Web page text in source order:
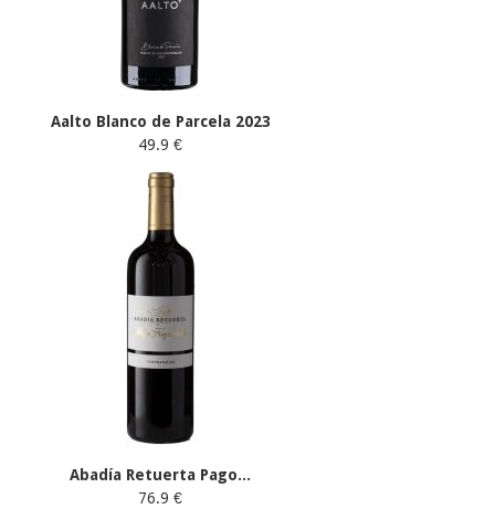
Aalto Blanco de Parcela 2023
49.9 €
Abadía Retuerta Pago...
76.9 €